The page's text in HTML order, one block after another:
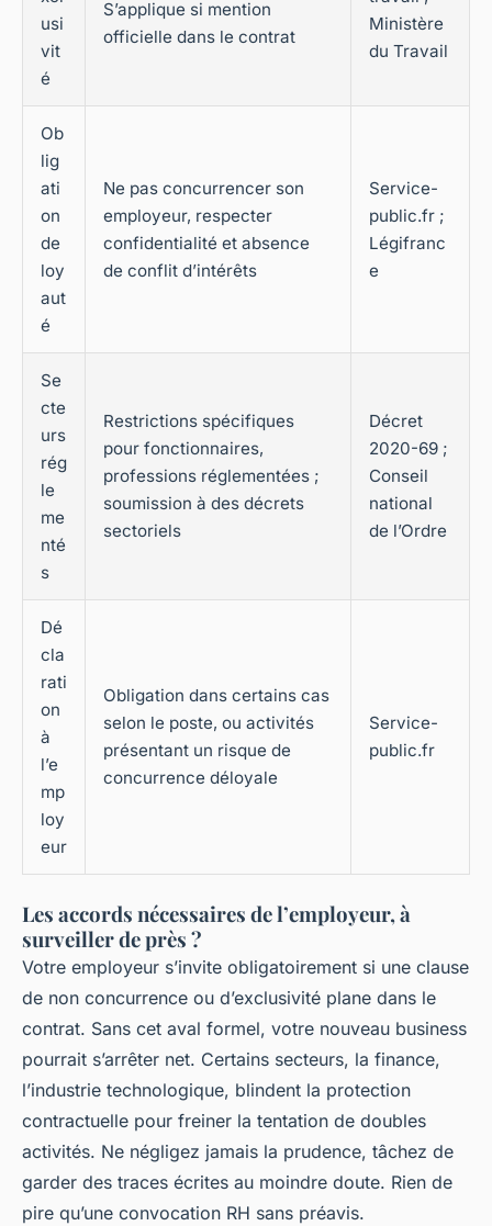
usi
vit
é
S’applique si mention
officielle dans le contrat
Ministère
du Travail
Ob
lig
ati
on
de
loy
aut
é
Ne pas concurrencer son
employeur, respecter
confidentialité et absence
de conflit d’intérêts
Service-
public.fr ;
Légifranc
e
Se
cte
urs
rég
le
me
nté
s
Restrictions spécifiques
pour fonctionnaires,
professions réglementées ;
soumission à des décrets
sectoriels
Décret
2020-69 ;
Conseil
national
de l’Ordre
Dé
cla
rati
on
à
l’e
mp
loy
eur
Obligation dans certains cas
selon le poste, ou activités
présentant un risque de
concurrence déloyale
Service-
public.fr
Les accords nécessaires de l’employeur, à
surveiller de près ?
Votre employeur s’invite obligatoirement si une clause
de non concurrence ou d’exclusivité plane dans le
contrat. Sans cet aval formel, votre nouveau business
pourrait s’arrêter net. Certains secteurs, la finance,
l’industrie technologique, blindent la protection
contractuelle pour freiner la tentation de doubles
activités. Ne négligez jamais la prudence, tâchez de
garder des traces écrites au moindre doute. Rien de
pire qu’une convocation RH sans préavis.